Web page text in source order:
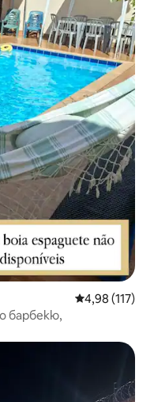
Средна
4,98 (117)
барбекю,